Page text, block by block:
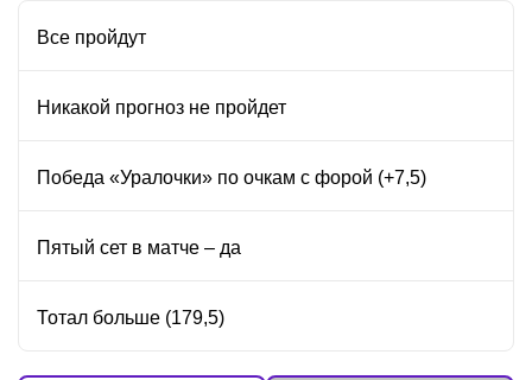
Все пройдут
Никакой прогноз не пройдет
Победа «Уралочки» по очкам с форой (+7,5)
Пятый сет в матче – да
Тотал больше (179,5)